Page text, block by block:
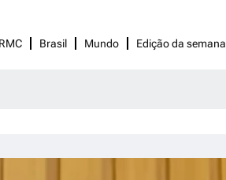
RMC Brasil Mundo Edição da semana